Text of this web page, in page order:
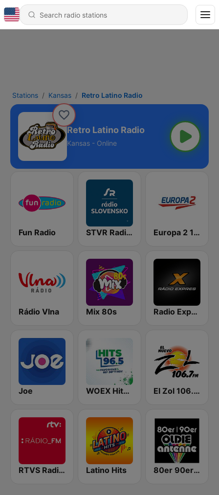
Stations Kansas Retro Latino Radio
Retro Latino Radio
Kansas - Online
Fun Radio STVR Radio Slovensko Europa 2 104.8 FM
Rádio Vlna Mix 80s Radio Expres
Joe WOEX Hits 96.5 FM El Zol 106.7 FM
RTVS Radio FM Latino Hits 80er 90er OLDIE ANTENNE